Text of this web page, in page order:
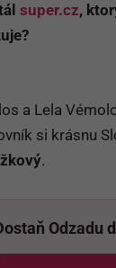
super.cz,
a Lela
si krásnu
.
Odzadu